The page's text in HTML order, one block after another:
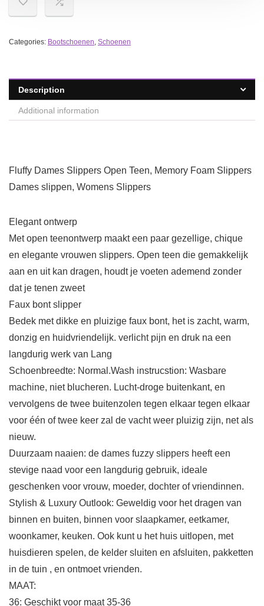
Categories: Bootschoenen, Schoenen
Description
Additional information
Fluffy Dames Slippers Open Teen, Memory Foam Slippers
Dames slippen, Womens Slippers
Elegant ontwerp
Met open teenontwerp maakt een paar gezellige, chique
en elegante vrouwen slippers. Open teen die gemakkelijk
aan en uit kan dragen, houdt je voeten ademend zonder
dat je tenen zweet
Faux bont slipper
Bedek met dikke en pluizige faux bont, het is zacht, warm,
donzig en huidvriendelijk. verlicht pijn en druk na een
langdurig werk van Lang
Schoenbreedte: Normal.Wash instrucstion: Wasbare
machine, niet blucheren. Lucht-droge buitenkant, en
vervolgens de twee buitenzolen tegen elkaar tegen elkaar
voor één of twee keer zal de vacht weer pluizig zijn, net als
nieuw.
Duurzaam naaien: de dames fuzzy slippers heeft een
stevige naad voor een langdurig gebruik, ideale
geschenken voor vrouw, moeder, dochter of vriendinnen.
Stylish & Luxury Outlook: Geweldig voor het dragen van
binnen en buiten, binnen voor slaapkamer, eetkamer,
woonkamer, keuken. Ook kunt u het huis uitlopen, met
huisdieren spelen, de kelder sluiten en afsluiten, pakketten
in de tuin , en ontmoet vrienden.
MAAT:
36: Geschikt voor maat 35-36